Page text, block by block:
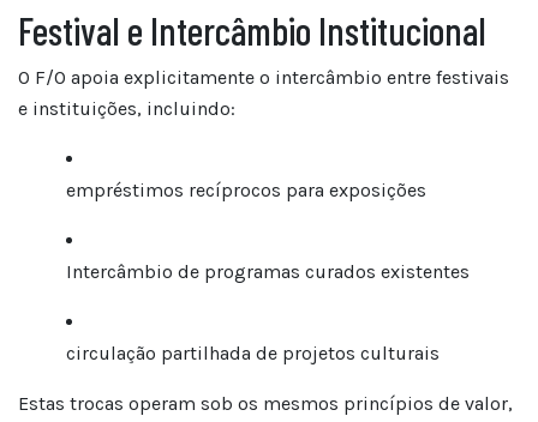
Festival e Intercâmbio Institucional
O F/O apoia explicitamente o intercâmbio entre festivais
e instituições, incluindo:
empréstimos recíprocos para exposições
Intercâmbio de programas curados existentes
circulação partilhada de projetos culturais
Estas trocas operam sob os mesmos princípios de valor,